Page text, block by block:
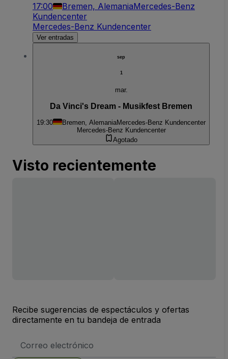
17:00 Bremen, AlemaniaMercedes-Benz
Kundencenter
Mercedes-Benz Kundencenter
Ver entradas
sep
1
mar.
Da Vinci's Dream - Musikfest Bremen
19:30 Bremen, AlemaniaMercedes-Benz Kundencenter
Mercedes-Benz Kundencenter
Agotado
Visto recientemente
Recibe sugerencias de espectáculos y ofertas
directamente en tu bandeja de entrada
de